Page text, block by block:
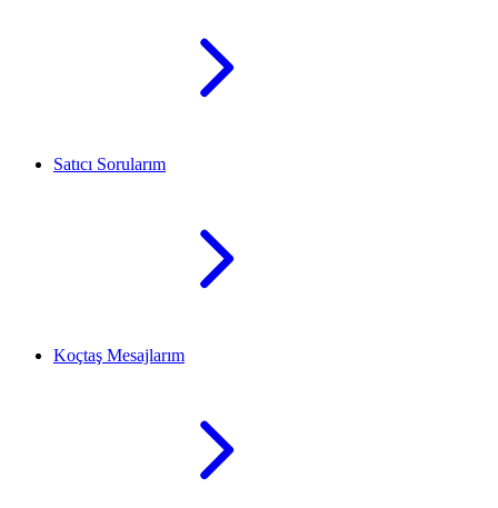
Satıcı Sorularım
Koçtaş Mesajlarım